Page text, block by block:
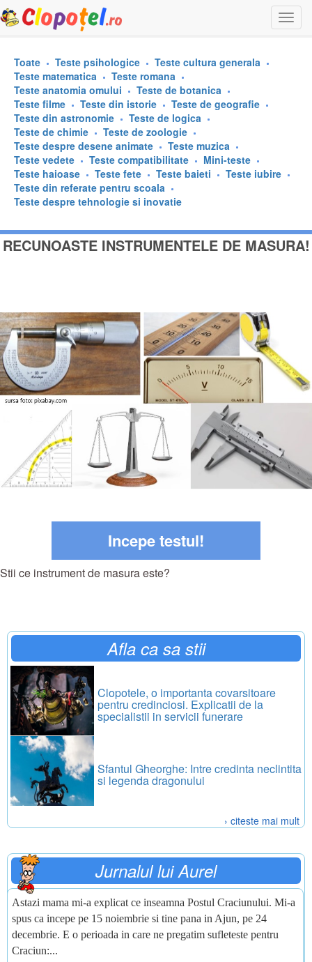
Toate Teste psihologice
Teste cultura generala
Teste matematica
Teste romana
Teste anatomia omului
Teste de botanica
Teste filme
Teste din istorie
Teste de geografie
Teste din astronomie
Teste de logica
Teste de chimie
Teste de zoologie
Teste despre desene animate
Teste muzica
Teste vedete
Teste compatibilitate
Mini-teste
Teste haioase
Teste fete Teste baieti
Teste iubire
Teste din referate pentru scoala
Teste despre tehnologie si inovatie
RECUNOASTE INSTRUMENTELE DE MASURA!
Incepe testul!
Stii ce instrument de masura este?
Afla ca sa stii
Clopotele, o importanta covarsitoare
pentru credinciosi. Explicatii de la
specialistii in servicii funerare
Sfantul Gheorghe: Intre credinta neclintita
si legenda dragonului
› citeste mai mult
Jurnalul lui Aurel
Astazi mama mi-a explicat ce inseamna Postul Craciunului. Mi-a
spus ca incepe pe 15 noiembrie si tine pana in Ajun, pe 24
decembrie. E o perioada in care ne pregatim sufleteste pentru
Craciun:...